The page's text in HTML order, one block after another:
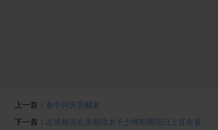
上一首： 春中兴庆宫酺宴
下一首： 左丞相说右丞相璟太子少傅乾曜同日上官命宴